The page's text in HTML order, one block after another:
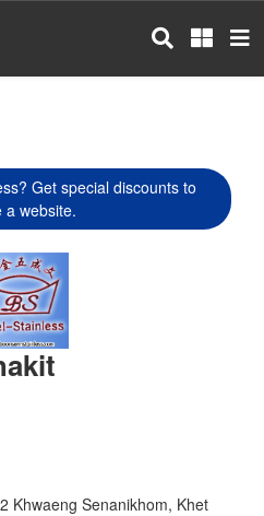
Get special discounts to
a website.
Khwaeng Senanikhom, Khet